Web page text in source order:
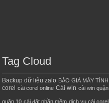
Tag Cloud
Backup dữ liệu zalo BÁO GIÁ MÁY TÍNH
corel
cài corel online Cài win cài win
quận 10 cài đặt phần mềm dịch vụ cài corel